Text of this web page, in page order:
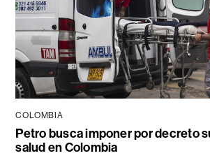
COLOMBIA
Petro busca imponer por decreto
salud en Colombia